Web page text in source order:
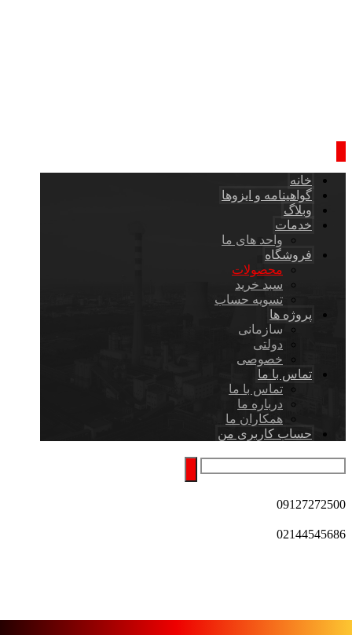
خانه
گواهینامه و ایزوها
وبلاگ
خدمات
واحد های ما
فروشگاه
محصولات
سبد خرید
تسویه حساب
پروژه ها
سازمانی
دولتی
خصوصی
تماس با ما
تماس با ما
درباره ما
همکاران ما
حساب کاربری من
09127272500
02144545686